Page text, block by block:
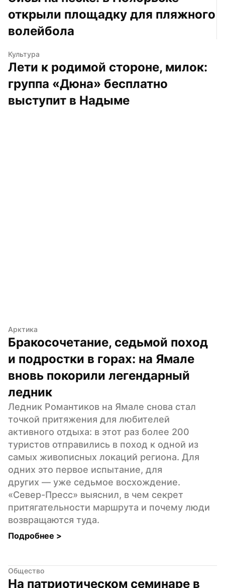
открыли площадку для пляжного
волейбола
Культура
Лети к родимой стороне, милок:
группа «Дюна» бесплатно
выступит в Надыме
Арктика
Бракосочетание, седьмой поход
и подростки в горах: на Ямале
вновь покорили легендарный
ледник
Ледник Романтиков на Ямале снова стал
точкой притяжения для любителей
активного отдыха: в этот раз более 200
туристов отправились в поход к одной из
самых живописных локаций региона. Для
одних это первое испытание, для
других — уже седьмое восхождение.
«Север-Пресс» выяснил, в чем секрет
притягательности маршрута и почему люди
возвращаются туда.
Подробнее >
Общество
На патриотическом семинаре в